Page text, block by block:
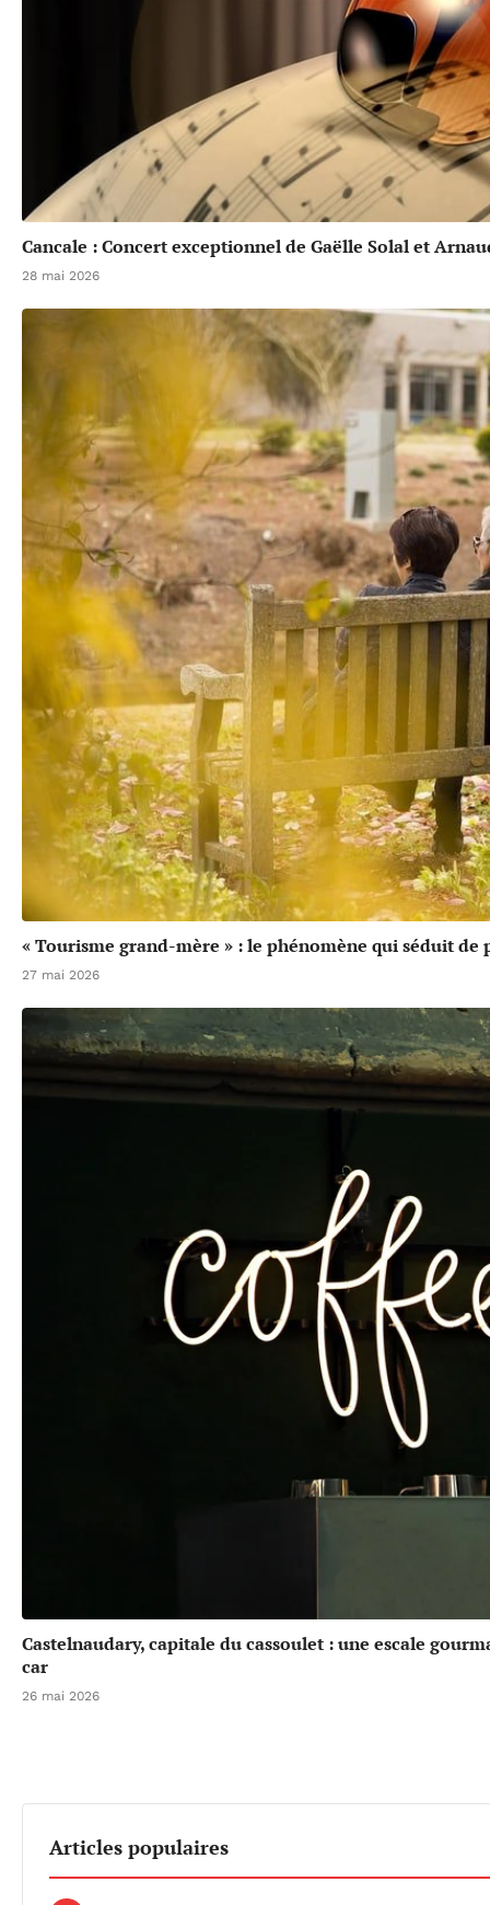
Cancale : Concert exceptionnel de Gaëlle Solal et
28 mai 2026
« Tourisme grand-mère » : le phénomène qui séduit de
27 mai 2026
Castelnaudary, capitale du cassoulet : une escale
car
26 mai 2026
Articles populaires